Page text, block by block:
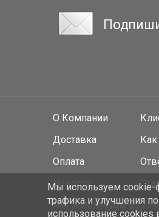
О Компании
Доставка
Оплата
Новости
Как
Мы используем
Мы используем cookie-
трафика и улучшения
использование cookies